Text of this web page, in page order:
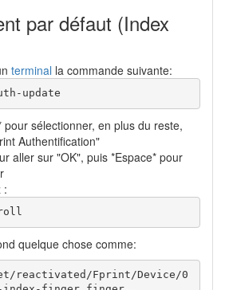
par défaut (Index
terminal la commande suivante:
update
pour sélectionner, en plus du reste,
Authentification"
aller sur "OK", puis *Espace* pour
:
quelque chose comme:
reactivated/Fprint/Device/0